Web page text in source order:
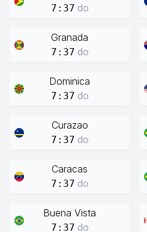
7:37 do
Granada
7:37 do
Dominica
7:37 do
Curazao
7:37 do
Caracas
7:37 do
Buena Vista
7:37 do